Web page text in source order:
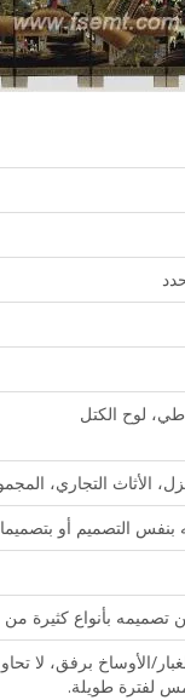
لوح الكتل
الأثاث التجاري،
التصميم أو
تصميمه بأنواع
الأوساخ برفق، لا
لفترة طويلة.